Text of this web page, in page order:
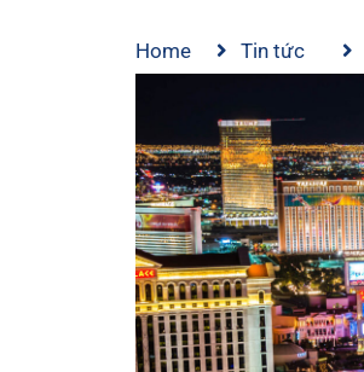
Home Tin tức